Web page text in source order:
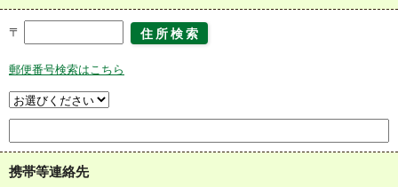
〒
郵便番号検索はこちら
携帯等連絡先